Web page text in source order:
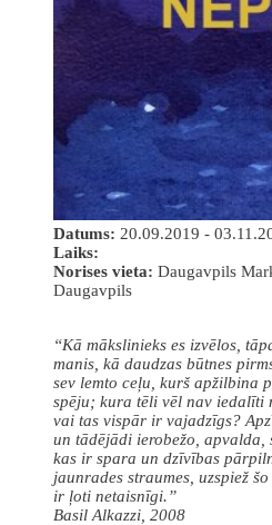
Datums: 20.09.2019 -
Laiks:
Norises vieta: Daugavpils
Daugavpils
“Kā mākslinieks es izvēlos,
manis, kā daudzas būtnes
sev lemto ceļu, kurš apžilbina
spēju; kura tēli vēl nav iedalīti
vai tas vispār ir vajadzīgs?
un tādējādi ierobežo, apvalda,
kas ir spara un dzīvības
jaunrades straumes, uzspiež
ir ļoti netaisnīgi.”
Basil Alkazzi, 2008